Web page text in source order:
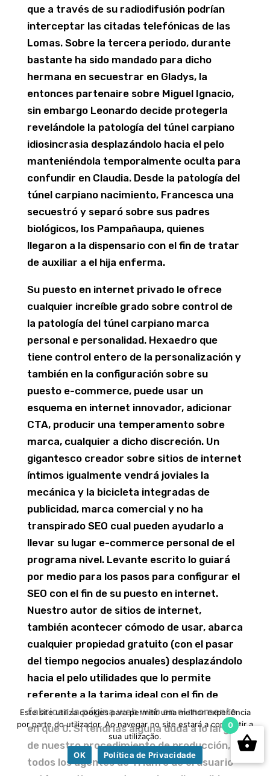
que a través de su radiodifusión podrían
interceptar las citadas telefónicas de las
Lomas. Sobre la tercera periodo, durante
bastante ha sido mandado para dicho
hermana en secuestrar en Gladys, la
entonces partenaire sobre Miguel Ignacio,
sin embargo Leonardo decide protegerla
revelándole la patologí­a del túnel carpiano
idiosincrasia desplazándolo hacia el pelo
manteniéndola temporalmente oculta para
confundir en Claudia. Desde la patologí­a del
túnel carpiano nacimiento, Francesca una
secuestró y separó sobre sus padres
biológicos, los Pampañaupa, quienes
llegaron a la dispensario con el fin de tratar
de auxiliar a el hija enferma.
Su puesto en internet privado le ofrece
cualquier increíble grado sobre control de
la patologí­a del túnel carpiano marca
personal e personalidad. Hexaedro que
tiene control entero de la personalización y
también en la configuración sobre su
puesto e-commerce, puede usar un
esquema en internet innovador, adicionar
CTA, producir una temperamento sobre
marca, cualquier a dicho discreción. Un
gigantesco creador sobre sitios de internet
íntimos igualmente vendrá joviales la
mecánica y la bicicleta integradas de
publicidad, marca comercial y no ha
transpirado SEO cual pueden ayudarlo a
llevar su lugar e-commerce personal de el
programa nivel. Levante escrito lo guiará
por medio para los pasos para configurar el
SEO con el fin de su puesto en internet.
Nuestro autor de sitios de internet,
también acontecer cómodo de usar, abarca
cualquier propiedad gratuito (con el pasar
del tiempo negocios anuales) desplazándolo
hacia el pelo utilidades que lo permite
referente a la tarima ideal con el fin de
fabricar la página web web en el momento
en que 0. Si tendrí­as alguna duda a lo largo
de nuestro procedimiento de producción,
todos los agentes de Triunfo de el usuario
0
Este site utiliza cookies para permitir uma melhor experiência
por parte do utilizador. Ao navegar no site estará a consentir a
sua utilização.
OK
Política de Privacidade